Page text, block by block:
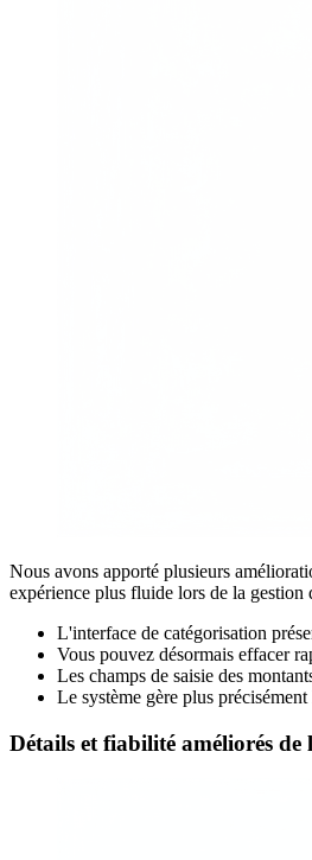
Nous avons apporté plusieurs
expérience plus fluide lors de la gestion
L'interface de catégorisation
Vous pouvez désormais effacer
Les champs de saisie des
Le système gère plus
Détails et fiabilité améliorés